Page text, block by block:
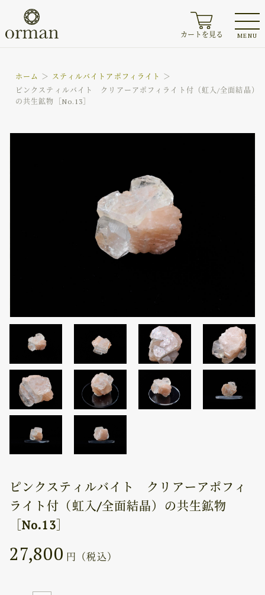
カートを見る MENU
ホーム スティルバイト アポフィライト
ピンクスティルバイト クリアーアポフィライト付（虹入/全面結晶）
の共生鉱物［No.13］
ピンクスティルバイト クリアーアポフィ
ライト付（虹入/全面結晶）の共生鉱物
［No.13］
27,800 円（税込）